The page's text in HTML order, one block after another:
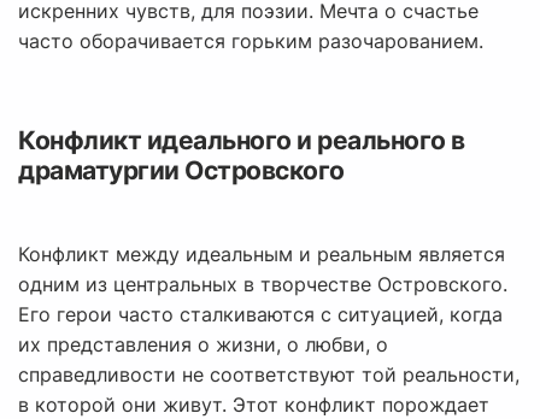
искренних чувств, для поэзии. Мечта о счастье
часто оборачивается горьким разочарованием.
Конфликт идеального и реального в
драматургии Островского
Конфликт между идеальным и реальным является
одним из центральных в творчестве Островского.
Его герои часто сталкиваются с ситуацией, когда
их представления о жизни, о любви, о
справедливости не соответствуют той реальности,
в которой они живут. Этот конфликт порождает